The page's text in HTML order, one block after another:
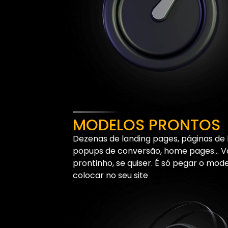
MODELOS PRONTOS
Dezenas de landing pages, páginas
popups de conversão, home pages…
prontinho, se quiser. É só pegar o
colocar no seu site